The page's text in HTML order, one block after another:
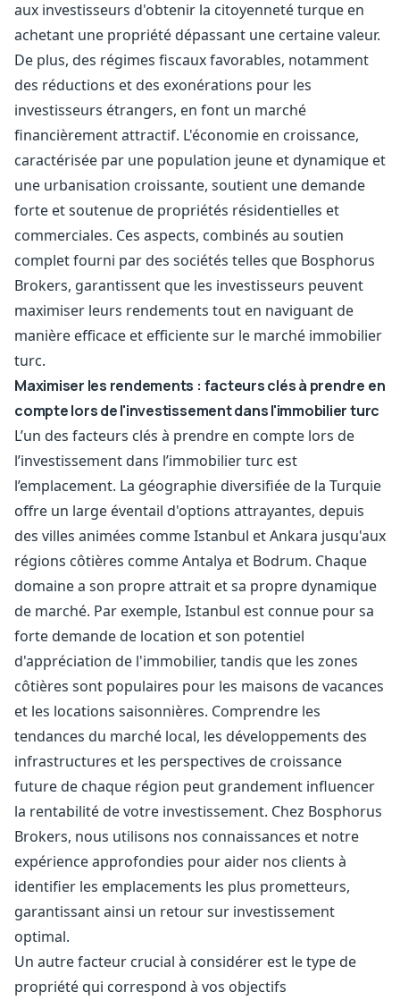
aux investisseurs d'obtenir la citoyenneté turque en
achetant une propriété dépassant une certaine valeur.
De plus, des régimes fiscaux favorables, notamment
des réductions et des exonérations pour les
investisseurs étrangers, en font un marché
financièrement attractif. L'économie en croissance,
caractérisée par une population jeune et dynamique et
une urbanisation croissante, soutient une demande
forte et soutenue de propriétés résidentielles et
commerciales. Ces aspects, combinés au soutien
complet fourni par des sociétés telles que Bosphorus
Brokers, garantissent que les investisseurs peuvent
maximiser leurs rendements tout en naviguant de
manière efficace et efficiente sur le marché immobilier
turc.
Maximiser les rendements : facteurs clés à prendre en
compte lors de l'investissement dans l'immobilier turc
L’un des facteurs clés à prendre en compte lors de
l’investissement dans l’immobilier turc est
l’emplacement. La géographie diversifiée de la Turquie
offre un large éventail d'options attrayantes, depuis
des villes animées comme Istanbul et Ankara jusqu'aux
régions côtières comme Antalya et Bodrum. Chaque
domaine a son propre attrait et sa propre dynamique
de marché. Par exemple, Istanbul est connue pour sa
forte demande de location et son potentiel
d'appréciation de l'immobilier, tandis que les zones
côtières sont populaires pour les maisons de vacances
et les locations saisonnières. Comprendre les
tendances du marché local, les développements des
infrastructures et les perspectives de croissance
future de chaque région peut grandement influencer
la rentabilité de votre investissement. Chez Bosphorus
Brokers, nous utilisons nos connaissances et notre
expérience approfondies pour aider nos clients à
identifier les emplacements les plus prometteurs,
garantissant ainsi un retour sur investissement
optimal.
Un autre facteur crucial à considérer est le type de
propriété qui correspond à vos objectifs